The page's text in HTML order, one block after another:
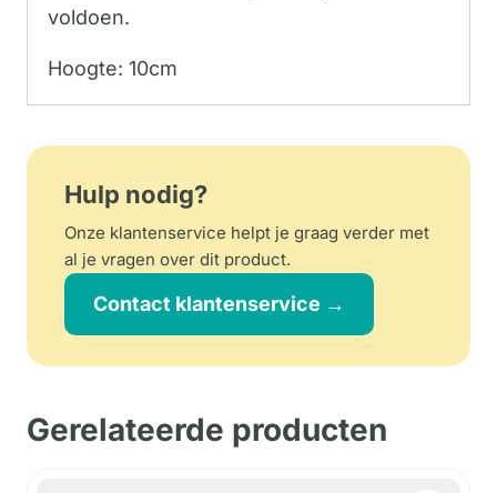
voldoen.
Hoogte: 10cm
Hulp nodig?
Onze klantenservice helpt je graag verder met
al je vragen over dit product.
Contact klantenservice →
Gerelateerde producten